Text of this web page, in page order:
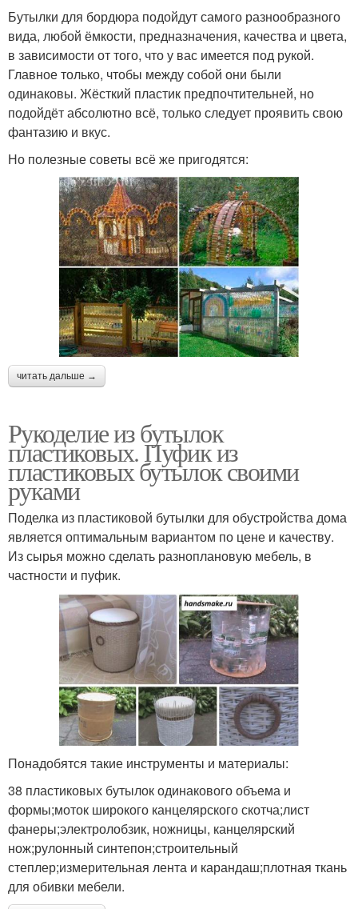
Бутылки для бордюра подойдут самого разнообразного
вида, любой ёмкости, предназначения, качества и цвета,
в зависимости от того, что у вас имеется под рукой.
Главное только, чтобы между собой они были
одинаковы. Жёсткий пластик предпочтительней, но
подойдёт абсолютно всё, только следует проявить свою
фантазию и вкус.
Но полезные советы всё же пригодятся:
читать дальше →
Рукоделие из бутылок
пластиковых. Пуфик из
пластиковых бутылок своими
руками
Поделка из пластиковой бутылки для обустройства дома
является оптимальным вариантом по цене и качеству.
Из сырья можно сделать разноплановую мебель, в
частности и пуфик.
Понадобятся такие инструменты и материалы:
38 пластиковых бутылок одинакового объема и
формы;моток широкого канцелярского скотча;лист
фанеры;электролобзик, ножницы, канцелярский
нож;рулонный синтепон;строительный
степлер;измерительная лента и карандаш;плотная ткань
для обивки мебели.